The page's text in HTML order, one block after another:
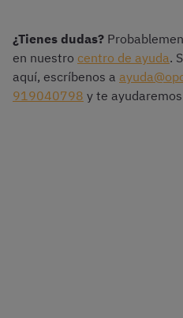
¿Tienes dudas?
en nuestro centro de ayuda.
aquí, escríbenos a
919040798 y te